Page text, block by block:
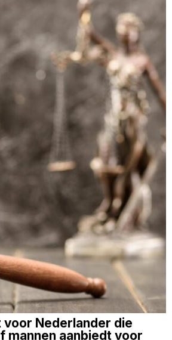
Nederlander die
mannen aanbiedt voor